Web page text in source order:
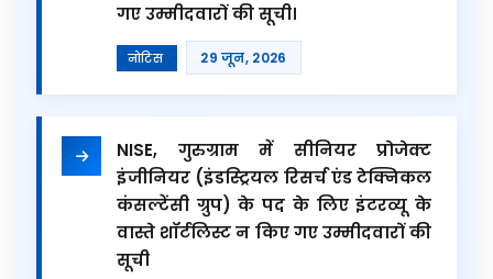
गए उम्मीदवारों की सूची।
नोटिस 29 जून, 2026
NISE, गुरुग्राम में सीनियर प्रोजेक्ट
इंजीनियर (इंडस्ट्रियल रिसर्च एंड टेक्निकल
कंसल्टेंसी ग्रुप) के पद के लिए इंटरव्यू के
वास्ते शॉर्टलिस्ट न किए गए उम्मीदवारों की
सूची